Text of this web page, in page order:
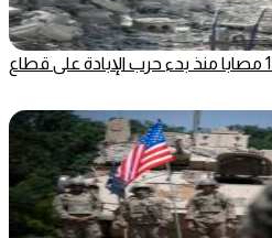
73,384 شهيدا و174,242 مصابا منذ بدء حرب الإبادة على قطاع